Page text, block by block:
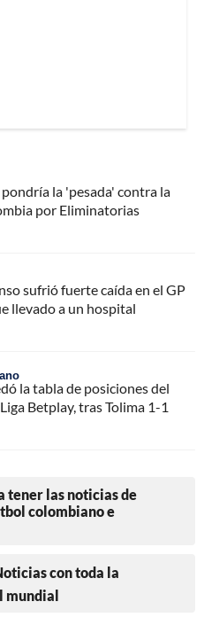
la 'pesada' contra la
por Eliminatorias
sufrió fuerte caída en el GP
llevado a un hospital
la tabla de posiciones del
Betplay, tras Tolima 1-1
tener las noticias de
colombiano e
con toda la
mundial